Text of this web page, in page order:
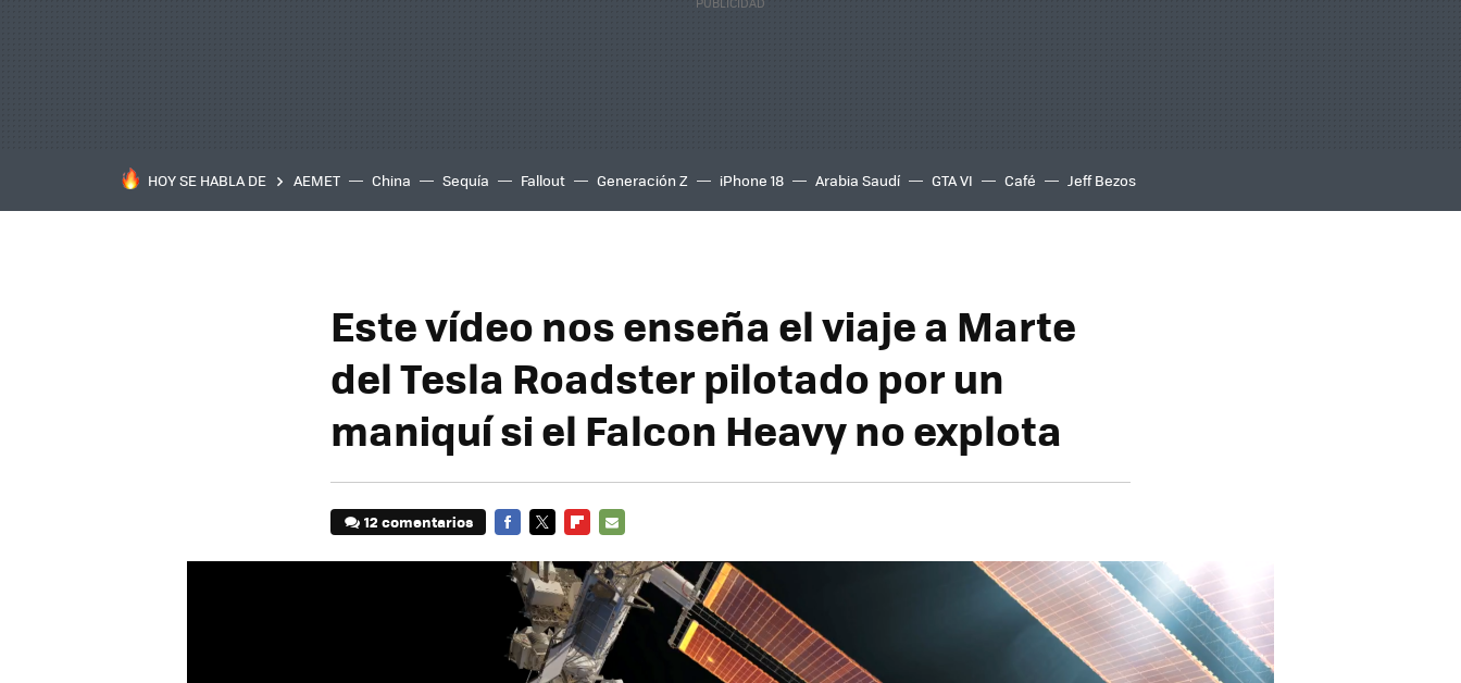
HOY SE HABLA DE AEMET China Sequía Fallout Generación Z iPhone 18 Arabia Saudí GTA VI Café Jeff Bezos
Este vídeo nos enseña el viaje a Marte
del Tesla Roadster pilotado por un
maniquí si el Falcon Heavy no explota
12 comentarios
MAIL